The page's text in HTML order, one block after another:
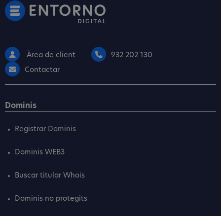
Àrea de client
932 202 130
Contactar
Dominis
Registrar Dominis
Dominis WEB3
Buscar titular Whois
Dominis no protegits